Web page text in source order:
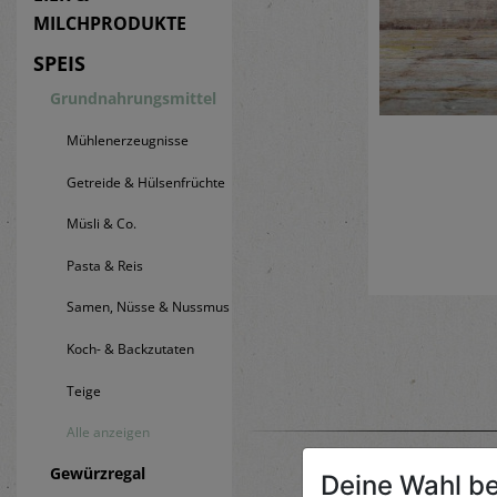
MILCHPRODUKTE
SPEIS
Grundnahrungsmittel
Mühlenerzeugnisse
Getreide & Hülsenfrüchte
Müsli & Co.
Pasta & Reis
Samen, Nüsse & Nussmus
Koch- & Backzutaten
Teige
Alle anzeigen
Gewürzregal
Deine Wahl